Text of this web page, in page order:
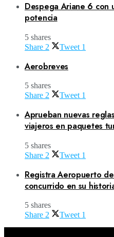
Despega Ariane 6 con
potencia
5 shares
Share 2 Tweet 1
Aerobreves
5 shares
Share 2 Tweet 1
Aprueban nuevas
viajeros en paquetes
5 shares
Share 2 Tweet 1
Registra Aeropuerto
concurrido en su
5 shares
Share 2 Tweet 1